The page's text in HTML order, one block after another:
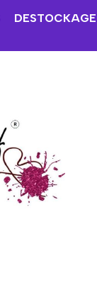
DESTOCKAGE